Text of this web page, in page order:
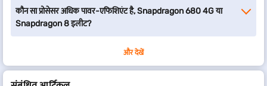
कौन सा प्रोसेसर अधिक पावर-एफिशिएंट है, Snapdragon 680 4G या
Snapdragon 8 इलीट?
और देखें